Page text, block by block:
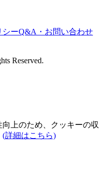
シーQ&A・お問い合わせ
Reserved.
上のため、クッキーの収
(詳細はこちら)